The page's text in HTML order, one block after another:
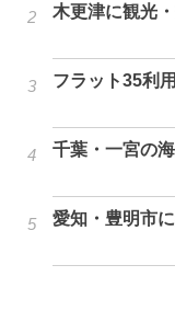
木更津に観光
フラット35利
千葉・一宮の
愛知・豊明市